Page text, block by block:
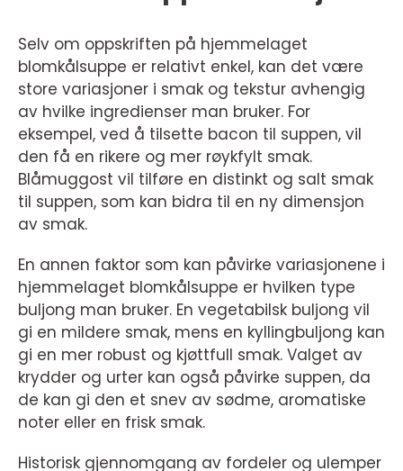
Selv om oppskriften på hjemmelaget
blomkålsuppe er relativt enkel, kan det være
store variasjoner i smak og tekstur avhengig
av hvilke ingredienser man bruker. For
eksempel, ved å tilsette bacon til suppen, vil
den få en rikere og mer røykfylt smak.
Blåmuggost vil tilføre en distinkt og salt smak
til suppen, som kan bidra til en ny dimensjon
av smak.
En annen faktor som kan påvirke variasjonene i
hjemmelaget blomkålsuppe er hvilken type
buljong man bruker. En vegetabilsk buljong vil
gi en mildere smak, mens en kyllingbuljong kan
gi en mer robust og kjøttfull smak. Valget av
krydder og urter kan også påvirke suppen, da
de kan gi den et snev av sødme, aromatiske
noter eller en frisk smak.
Historisk gjennomgang av fordeler og ulemper